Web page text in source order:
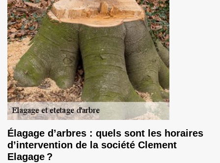
Élagage d’arbres : quels sont les horaires
d’intervention de la société Clement
Elagage ?